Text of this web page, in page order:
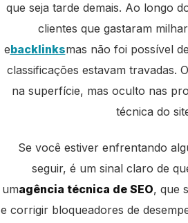
que seja tarde demais. Ao longo
clientes que gastaram
ebacklinksmas não foi possível
classificações estavam travadas.
na superfície, mas oculto nas
técnica do
Se você estiver enfrentando
seguir, é um sinal claro de
umagência técnica de SEO, que
e corrigir bloqueadores de